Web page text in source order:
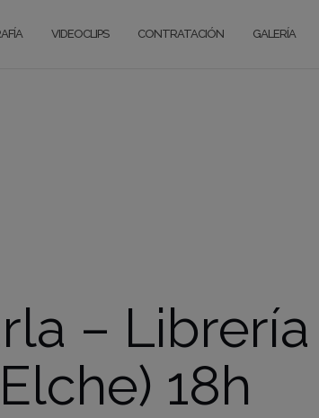
VIDEOCLIPS CONTRATACIÓN GALERÍA
– Librería
18h